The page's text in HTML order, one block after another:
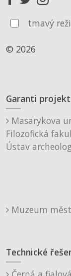
tmavý
© 2026
Garanti
Masarykova
Filozofická
Ústav
Muzeum
Technické